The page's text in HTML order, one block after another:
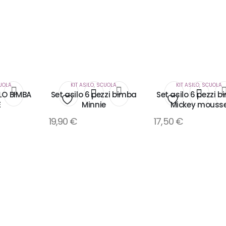
BIMBA
Aggiungi
KIT ASILO, SCUOLA
Set asilo 6 pezzi bimba
Minnie
19,90 €
Aggiungi
KIT ASILO, SCUOLA
Set asilo 6 pezzi
Mickey
17,50 €